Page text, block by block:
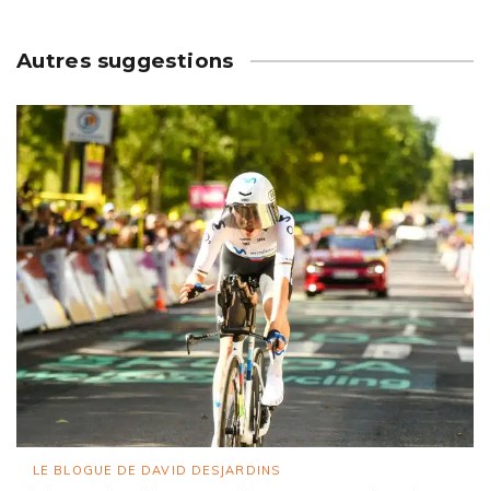
Autres suggestions
LE BLOGUE DE DAVID DESJARDINS